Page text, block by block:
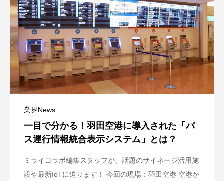
業界News
一目で分かる！羽田空港に導入された「バ
ス運行情報統合表示システム」とは？
ミライコラボ編集スタッフが、話題のサイネージ活用施
設や最新IoTに迫ります！ 今回の現場：羽田空港 空港か